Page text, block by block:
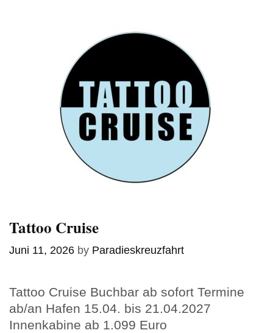
Tattoo Cruise
Juni 11, 2026 by Paradieskreuzfahrt
Tattoo Cruise Buchbar ab sofort Termine
ab/an Hafen 15.04. bis 21.04.2027
Innenkabine ab 1.099 Euro